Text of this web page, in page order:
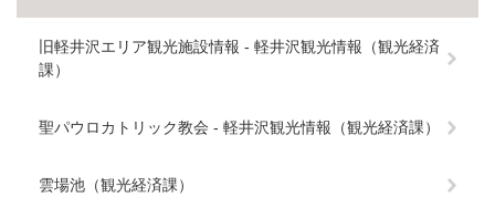
旧軽井沢エリア観光施設情報 - 軽井沢観光情報（観光経済
課）
聖パウロカトリック教会 - 軽井沢観光情報（観光経済課）
雲場池（観光経済課）